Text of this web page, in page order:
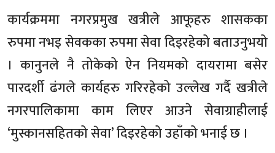
कार्यक्रममा नगरप्रमुख खत्रीले आफूहरु शासकका
रुपमा नभइ सेवकका रुपमा सेवा दिइरहेको बताउनुभयो
। कानुनले नै तोकेको ऐन नियमको दायरामा बसेर
पारदर्शी ढंगले कार्यहरु गरिरहेको उल्लेख गर्दै खत्रीले
नगरपालिकामा काम लिएर आउने सेवाग्राहीलाई
‘मुस्कानसहितको सेवा’ दिइरहेको उहाँको भनाई छ ।